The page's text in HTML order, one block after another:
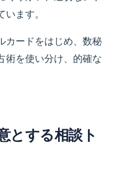
ます。
カードをはじめ、数秘
術を使い分け、的確な
とする相談ト